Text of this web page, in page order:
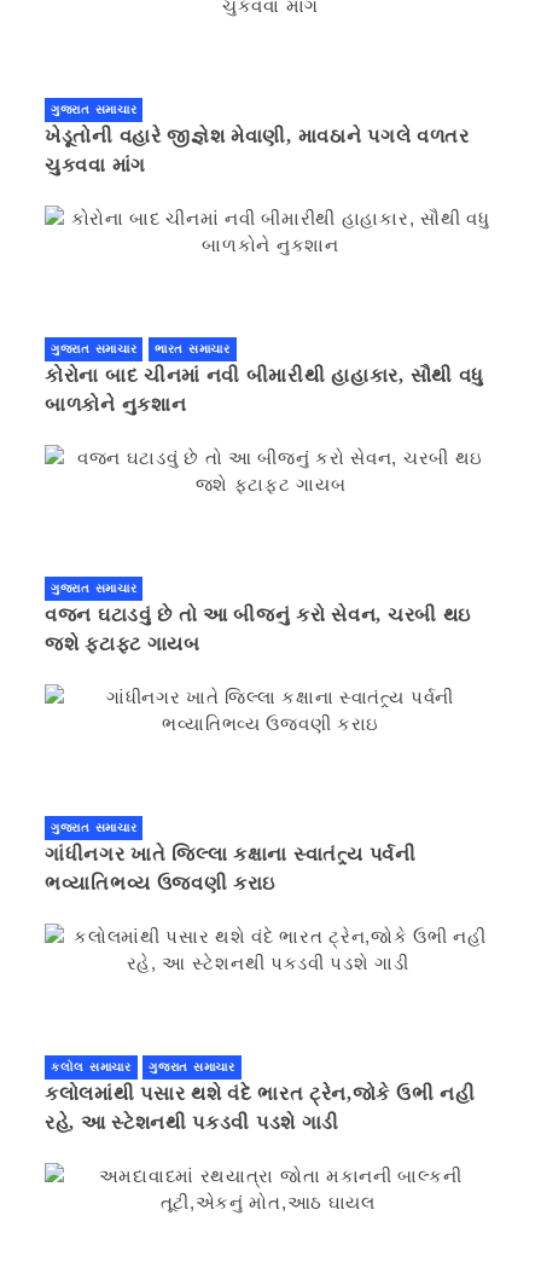
ગુજરાત સમાચાર
ખેડૂતોની વહારે જીજ્ઞેશ મેવાણી, માવઠાને પગલે વળતર
ચુકવવા માંગ
ગુજરાત સમાચાર ભારત સમાચાર
કોરોના બાદ ચીનમાં નવી બીમારીથી હાહાકાર, સૌથી વધુ
બાળકોને નુકશાન
ગુજરાત સમાચાર
વજન ઘટાડવું છે તો આ બીજનું કરો સેવન, ચરબી થઇ
જશે ફટાફટ ગાયબ
ગુજરાત સમાચાર
ગાંધીનગર ખાતે જિલ્લા કક્ષાના સ્વાતંત્ર્ય પર્વની
ભવ્યાતિભવ્ય ઉજવણી કરાઇ
કલોલ સમાચાર ગુજરાત સમાચાર
કલોલમાંથી પસાર થશે વંદે ભારત ટ્રેન,જોકે ઉભી નહી
રહે, આ સ્ટેશનથી પકડવી પડશે ગાડી